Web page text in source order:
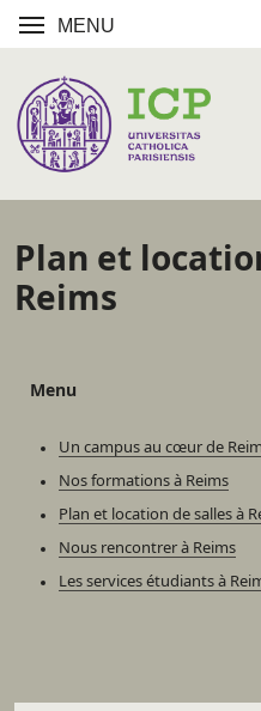
MENU
Plan et
Reims
Menu
Un campus au cœur de
Nos formations à Reims
Plan et location de salles à
Nous rencontrer à Reims
Les services étudiants à